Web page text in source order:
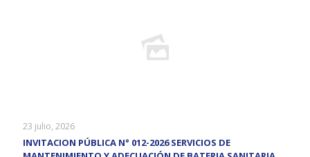
23 julio, 2026
INVITACION PÚBLICA N° 012-2026 SERVICIOS DE